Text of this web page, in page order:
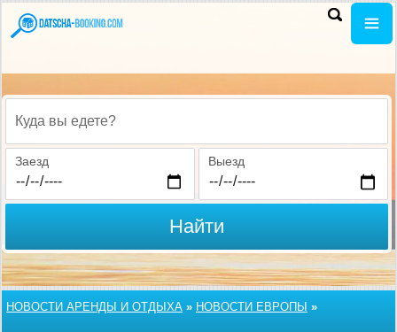
Куда вы едете?
Заезд Выезд
Найти
НОВОСТИ АРЕНДЫ И ОТДЫХА » НОВОСТИ ЕВРОПЫ »